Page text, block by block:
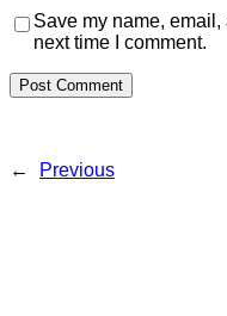
Save my name,
next time I comment.
← Previous